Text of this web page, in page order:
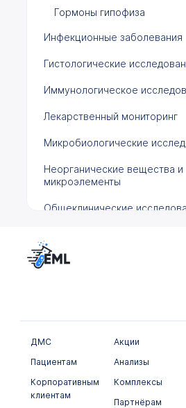
Гормоны гипофиза
Инфекционные заболевания
Гистологические
Иммунологическое
Лекарственный мониторинг
Микробиологические
Неорганические вещества и
микроэлементы
Общеклинические
Химико-токсикологические
ДМС
Пациентам
Корпоративным
клиентам
Акции
Анализы
Комплексы
Партнёрам